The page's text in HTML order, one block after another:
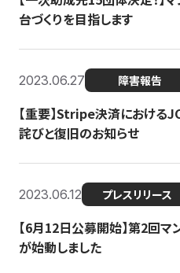
台づくりを目指します
2023.06.27 障害報告
【重要】Stripe決済における
詫びと復旧のお知らせ
2023.06.12 プレスリリース
【6月12日公募開始】第2回
が始動しました